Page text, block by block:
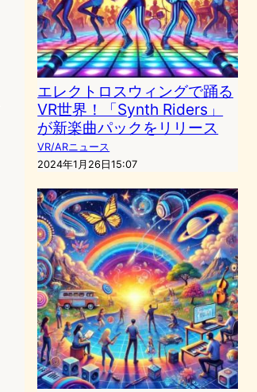
エレクトロスウィングで踊る
VR世界！「Synth Riders」
が新楽曲パックをリリース
VR/ARニュース
2024年1月26日15:07